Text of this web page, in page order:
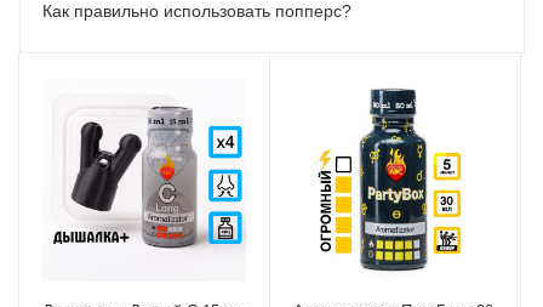
Как правильно использовать попперс?